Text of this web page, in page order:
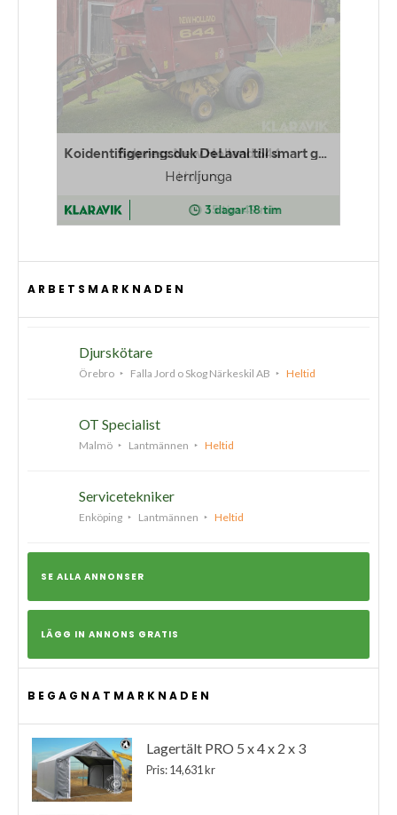
ARBETSMARKNADEN
Djurskötare
Örebro Falla Jord o Skog Närkeskil AB Heltid
OT Specialist
Malmö Lantmännen Heltid
Servicetekniker
Enköping Lantmännen Heltid
SE ALLA ANNONSER
LÄGG IN ANNONS GRATIS
BEGAGNATMARKNADEN
Lagertält PRO 5 x 4 x 2 x 3
Pris: 14,631 kr